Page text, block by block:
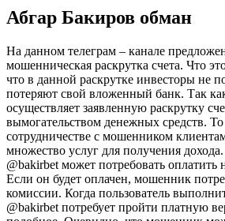
Абгар Бакиров обман
На данном телеграм – канале
мошенническая раскрутка счета. Что
что в данной раскрутке инвесторы не
потеряют свой вложенный банк. Так
осуществляет заявленную раскрутку
вымогательством денежных средств. То
сотрудничестве с мошенником
множество услуг для получения
@bakirbet может потребовать оплатить
Если он будет оплачен, мошенник
комиссии. Когда пользователь
@bakirbet потребует пройти платную